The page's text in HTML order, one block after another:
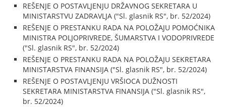
REŠENJE O POSTAVLJENJU DRŽAVNOG SEKRETARA U
MINISTARSTVU ZADRAVLJA ("Sl. glasnik RS", br. 52/2024)
REŠENJE O PRESTANKU RADA NA POLOŽAJU POMOĆNIKA
MINISTRA POLJOPRIVREDE, ŠUMARSTVA I VODOPRIVREDE
("Sl. glasnik RS", br. 52/2024)
REŠENJE O PRESTANKU RADA NA POLOŽAJU SEKRETARA
MINISTARSTVA FINANSIJA ("Sl. glasnik RS", br. 52/2024)
REŠENJE O POSTAVLJENJU VRŠIOCA DUŽNOSTI
SEKRETARA MINISTARSTVA FINANSIJA ("Sl. glasnik RS",
br. 52/2024)